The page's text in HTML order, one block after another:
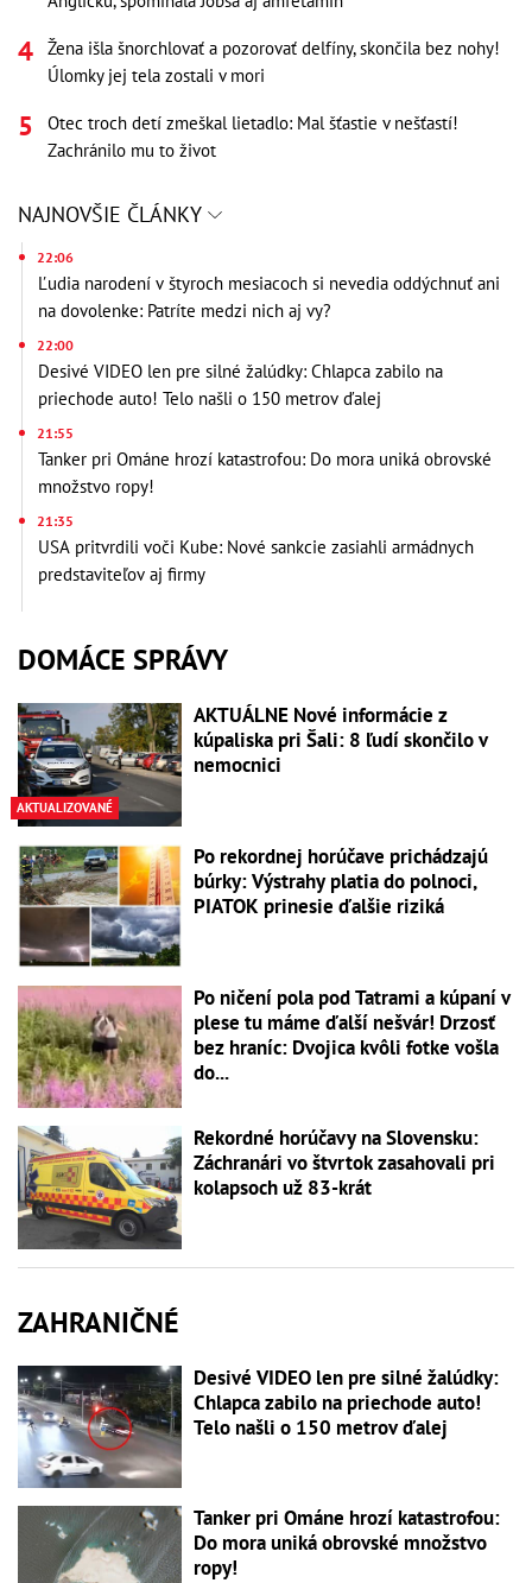
Žena išla šnorchlovať a pozorovať delfíny, skončila bez nohy!
Úlomky jej tela zostali v mori
Otec troch detí zmeškal lietadlo: Mal šťastie v nešťastí!
Zachránilo mu to život
NAJNOVŠIE ČLÁNKY
22:06
Ľudia narodení v štyroch mesiacoch si nevedia oddýchnuť ani
na dovolenke: Patríte medzi nich aj vy?
22:00
Desivé VIDEO len pre silné žalúdky: Chlapca zabilo na
priechode auto! Telo našli o 150 metrov ďalej
21:55
Tanker pri Ománe hrozí katastrofou: Do mora uniká obrovské
množstvo ropy!
21:35
USA pritvrdili voči Kube: Nové sankcie zasiahli armádnych
predstaviteľov aj firmy
DOMÁCE SPRÁVY
AKTUALIZOVANÉ
AKTUÁLNE Nové informácie z
kúpaliska pri Šali: 8 ľudí skončilo v
nemocnici
Po rekordnej horúčave prichádzajú
búrky: Výstrahy platia do polnoci,
PIATOK prinesie ďalšie riziká
Po ničení pola pod Tatrami a kúpaní v
plese tu máme ďalší nešvár! Drzosť
bez hraníc: Dvojica kvôli fotke vošla
do...
Rekordné horúčavy na Slovensku:
Záchranári vo štvrtok zasahovali pri
kolapsoch už 83-krát
ZAHRANIČNÉ
Desivé VIDEO len pre silné žalúdky:
Chlapca zabilo na priechode auto!
Telo našli o 150 metrov ďalej
Tanker pri Ománe hrozí katastrofou:
Do mora uniká obrovské množstvo
ropy!